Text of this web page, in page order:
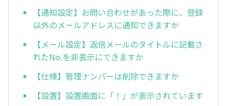
【通知設定】お問い合わせがあった際に、登録
以外のメールアドレスに通知できますか
【メール設定】返信メールのタイトルに記載さ
れたNo.を非表示にできますか
【仕様】管理ナンバーは削除できますか
【設置】設置画面に「！」が表示されています